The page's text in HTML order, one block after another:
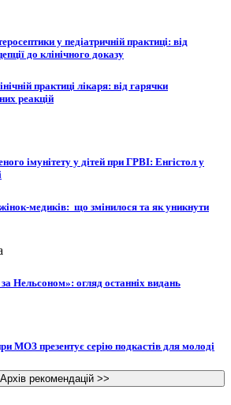
у педіатричній практиці: від
до клінічного доказу
практиці лікаря: від гарячки
реакцій
імунітету у дітей при ГРВІ: Енгістол у
медиків: що змінилося та як уникнути
за Нельсоном»: огляд останніх видань
МОЗ презентує серію подкастів для молоді